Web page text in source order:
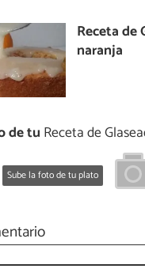
Receta de
naranja
de tu Receta de
Sube la foto de tu plato